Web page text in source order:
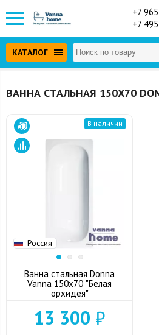
+7
+7
КАТАЛОГ
ВАННА СТАЛЬНАЯ 150Х70
Россия
В наличии
Ванна стальная Donna
Vanna 150x70 "Белая
орхидея"
13 300 ₽